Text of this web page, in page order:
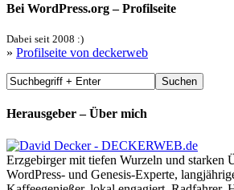
Bei WordPress.org – Profilseite
Dabei seit 2008 :)
» Profilseite von deckerweb
Herausgeber – Über mich
Erzgebirger mit tiefen Wurzeln und starken
WordPress- und Genesis-Experte,